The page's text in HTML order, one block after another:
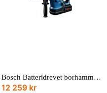
Bosch Batteridrevet borhammer BITURBO med SDS max GBH 18V-36 C Professional Solo med tilbehørssett
12 259 kr